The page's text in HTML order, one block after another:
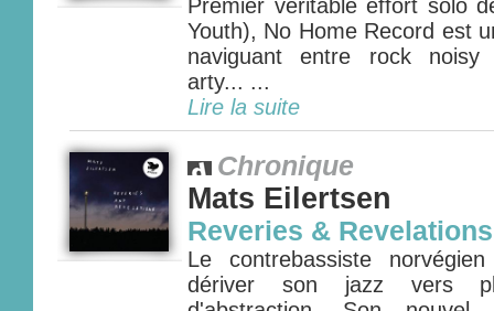
Premier véritable effort solo
Youth), No Home Record est
naviguant entre rock noisy
arty... ...
Lire la suite
Chronique
Mats Eilertsen
Reveries & Revelations
Le contrebassiste
dériver son jazz vers